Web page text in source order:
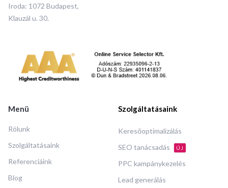
Iroda: 1072 Budapest,
Klauzál u. 30.
Menü
Rólunk
Szolgáltatásaink
Referenciáink
Blog
Szolgáltatásaink
Keresőoptimalizálás
SEO tanácsadás
ÚJ
PPC kampánykezelés
Lead generálás